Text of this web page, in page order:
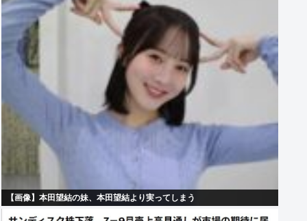
【画像】本田望結の妹、本田望結より実ってしまう